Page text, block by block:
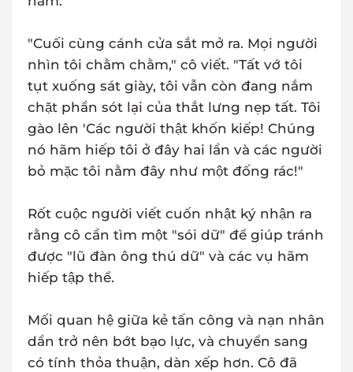
"Cuối cùng cánh cửa sắt mở ra. Mọi người
nhìn tôi chằm chằm," cô viết. "Tất vớ tôi
tụt xuống sát giày, tôi vẫn còn đang nắm
chặt phần sót lại của thắt lưng nẹp tất. Tôi
gào lên 'Các người thật khốn kiếp! Chúng
nó hãm hiếp tôi ở đây hai lần và các người
bỏ mặc tôi nằm đây như một đống rác!"
Rốt cuộc người viết cuốn nhật ký nhận ra
rằng cô cần tìm một "sói dữ" để giúp tránh
được "lũ đàn ông thú dữ" và các vụ hãm
hiếp tập thể.
Mối quan hệ giữa kẻ tấn công và nạn nhân
dần trở nên bớt bạo lực, và chuyển sang
có tính thỏa thuận, dàn xếp hơn. Cô đã